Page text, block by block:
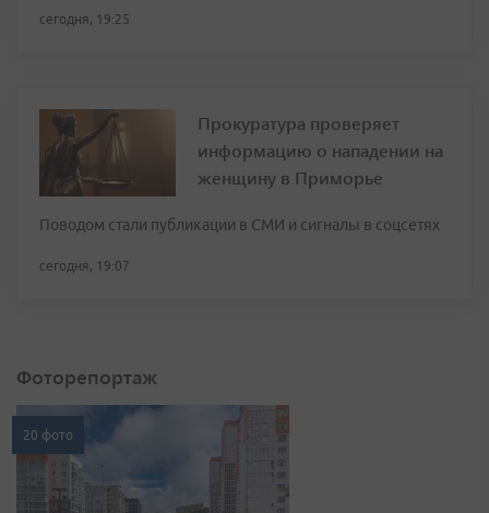
сегодня, 19:25
Прокуратура проверяет
информацию о нападении на
женщину в Приморье
Поводом стали публикации в СМИ и сигналы в соцсетях
сегодня, 19:07
Фоторепортаж
20 фото